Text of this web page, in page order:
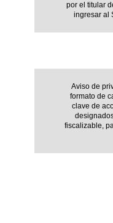
por el titular
ingresar al
Aviso de
formato de
clave de
fiscalizable,